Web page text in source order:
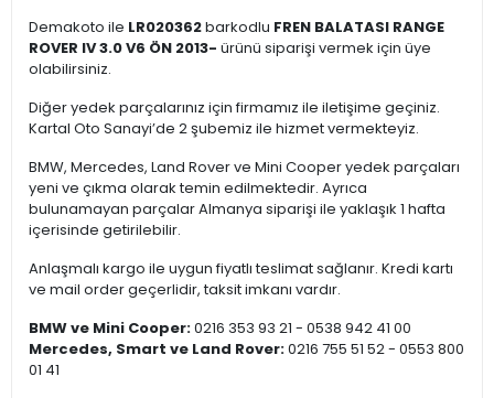
Demakoto ile LR020362barkodlu FREN BALATASI RANGE
ROVER IV 3.0 V6 ÖN 2013- ürünü siparişi vermek için üye
olabilirsiniz.
Diğer yedek parçalarınız için firmamız ile iletişime geçiniz.
Kartal Oto Sanayi’de 2 şubemiz ile hizmet vermekteyiz.
BMW, Mercedes, Land Rover ve Mini Cooper yedek parçaları
yeni ve çıkma olarak temin edilmektedir. Ayrıca
bulunamayan parçalar Almanya siparişi ile yaklaşık 1 hafta
içerisinde getirilebilir.
Anlaşmalı kargo ile uygun fiyatlı teslimat sağlanır. Kredi kartı
ve mail order geçerlidir, taksit imkanı vardır.
BMW ve Mini Cooper:0216 353 93 21 - 0538 942 41 00
Mercedes, Smart ve Land Rover:0216 755 51 52 - 0553 800
01 41